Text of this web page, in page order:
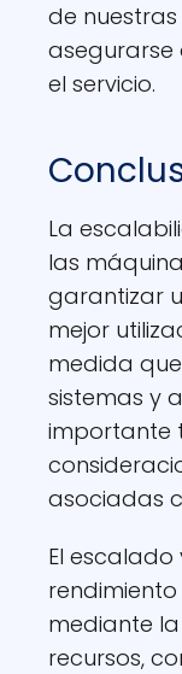
de
asegurarse
el servicio.
La
las
garantizar
mejor
medida
sistemas y
importante
asociadas
El
mediante
recursos,